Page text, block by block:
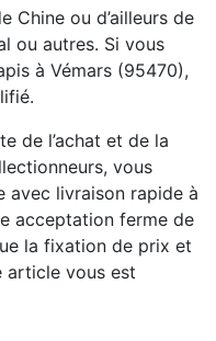
Chine ou d’ailleurs de
ou autres. Si vous
à Vémars (95470),
de l’achat et de la
vous
avec livraison rapide à
acceptation ferme de
la fixation de prix et
article vous est